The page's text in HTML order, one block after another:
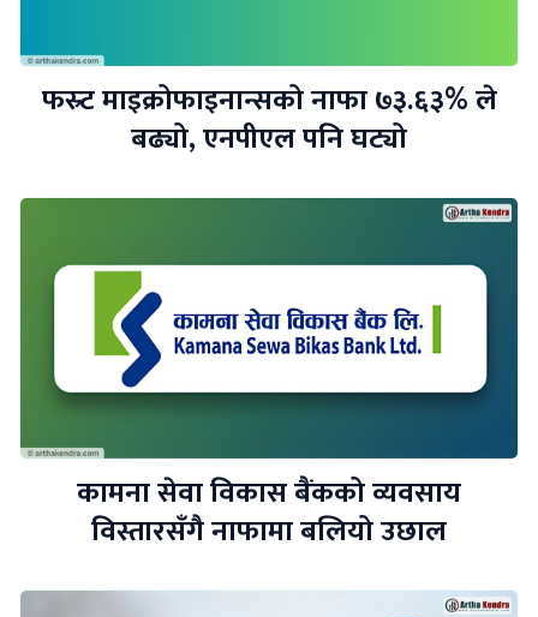
फस्र्ट माइक्रोफाइनान्सको नाफा ७३.६३% ले
बढ्यो, एनपीएल पनि घट्यो
कामना सेवा विकास बैंकको व्यवसाय
विस्तारसँगै नाफामा बलियो उछाल